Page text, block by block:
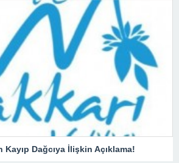
Kayıp Dağcıya İlişkin Açıklama!